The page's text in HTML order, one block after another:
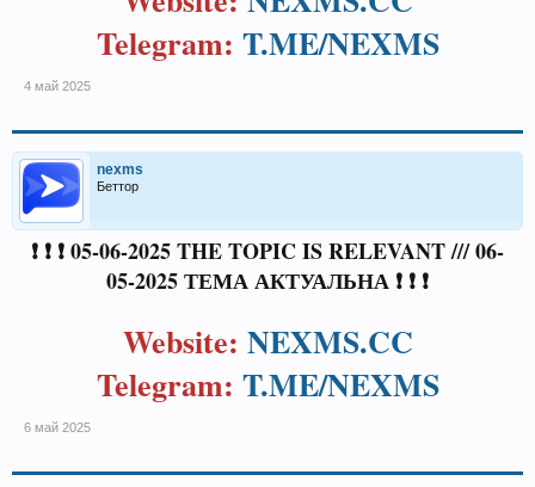
Telegram: T.ME/NEXMS
4 май 2025
nexms
Беттор
❗ ❗ ❗ 05-06-2025 THE TOPIC IS RELEVANT /// 06-
05-2025 ТЕМА АКТУАЛЬНА ❗ ❗ ❗
Website: NEXMS.CC
Telegram: T.ME/NEXMS
6 май 2025